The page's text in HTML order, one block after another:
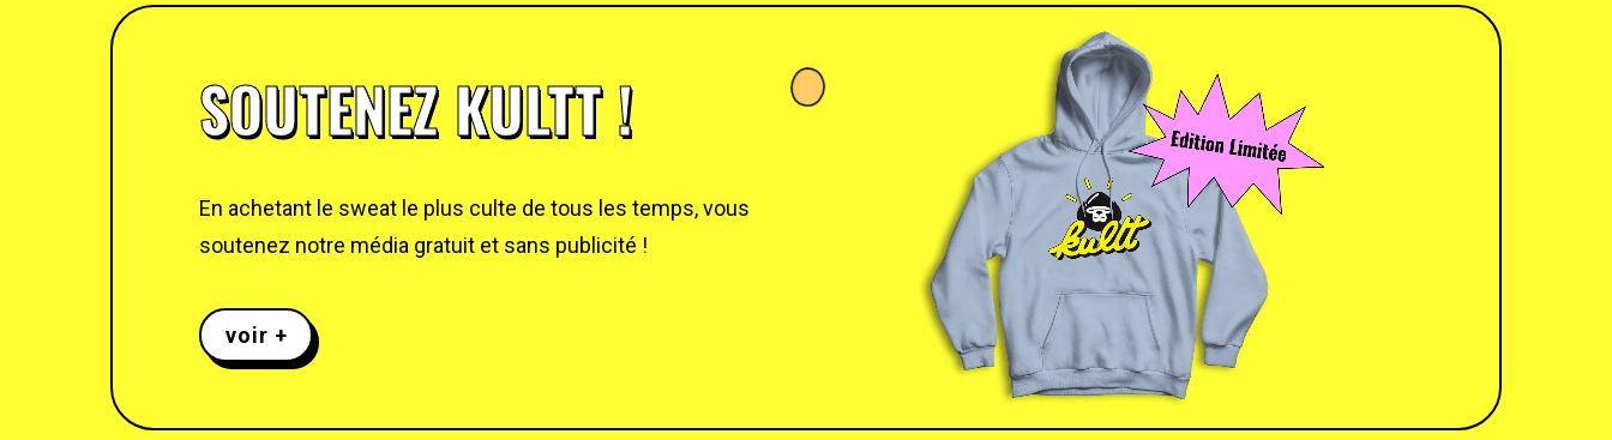
SOUTENEZ KULTT !
En achetant le sweat le plus culte de tous les temps, vous
soutenez notre média gratuit et sans publicité !
voir +